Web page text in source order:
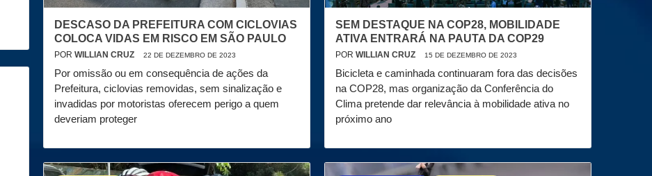
DESCASO DA PREFEITURA COM CICLOVIAS
COLOCA VIDAS EM RISCO EM SÃO PAULO
POR WILLIAN CRUZ 22 DE DEZEMBRO DE 2023
Por omissão ou em consequência de ações da
Prefeitura, ciclovias removidas, sem sinalização e
invadidas por motoristas oferecem perigo a quem
deveriam proteger
SEM DESTAQUE NA COP28, MOBILIDADE
ATIVA ENTRARÁ NA PAUTA DA COP29
POR WILLIAN CRUZ 15 DE DEZEMBRO DE 2023
Bicicleta e caminhada continuaram fora das decisões
na COP28, mas organização da Conferência do
Clima pretende dar relevância à mobilidade ativa no
próximo ano